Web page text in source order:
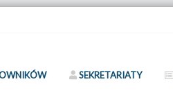
SEKRETARIATY